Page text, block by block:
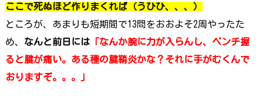
ここで死ぬほど作りまくれば（うひひ、、、）
ところが、あまりも短期間で13問をおおよそ2周やったた
め、 なんと前日には 「なんか腕に力が入らんし、ペンチ握
ると腱が痛い。ある種の腱鞘炎かな？それに手がむくんで
おりますぞ。。。」